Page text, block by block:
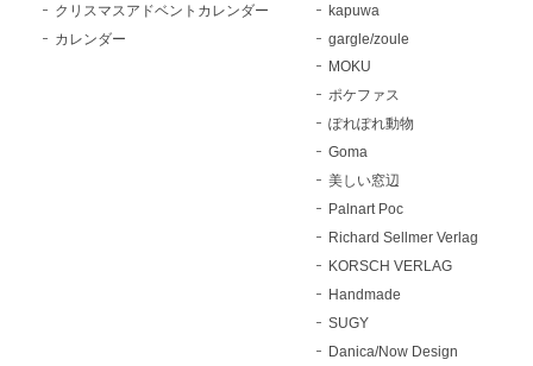
クリスマスアドベントカレンダー
カレンダー
kapuwa
gargle/zoule
MOKU
ポケファス
ぽれぽれ動物
Goma
美しい窓辺
Palnart Poc
Richard Sellmer Verlag
KORSCH VERLAG
Handmade
SUGY
Danica/Now Design